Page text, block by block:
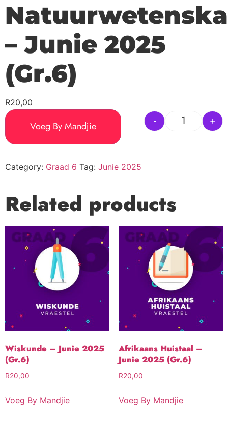
– Junie 2025
(Gr.6)
R20,00
- +
Voeg By Mandjie
Category: Graad 6 Tag: Junie 2025
Related products
Wiskunde – Junie 2025
(Gr.6)
R20,00
Voeg By Mandjie
Afrikaans Huistaal –
Junie 2025 (Gr.6)
R20,00
Voeg By Mandjie